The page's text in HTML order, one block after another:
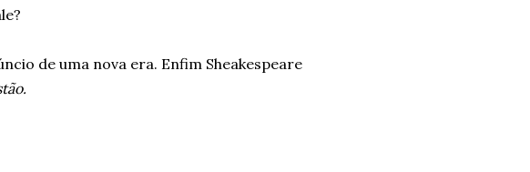
de uma nova era. Enfim Sheakespeare